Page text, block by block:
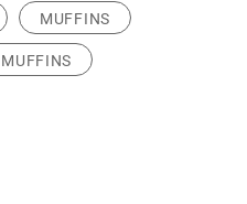
MUFFINS
MUFFINS